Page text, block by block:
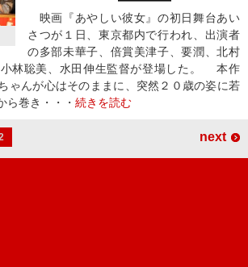
映画『あやしい彼女』の初日舞台あい
さつが１日、東京都内で行われ、出演者
の多部未華子、倍賞美津子、要潤、北村
小林聡美、水田伸生監督が登場した。 本作
ゃんが心はそのままに、突然２０歳の姿に若
ら巻き・・・ 続きを読む
next